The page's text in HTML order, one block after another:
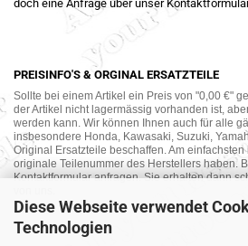
Diese Webseite verwendet
Technologien
doch eine Anfrage über unser
PREISINFO'S & ORGINAL ERSATZTEILE
Sollte bei einem Artikel ein Preis von "0,00 €"
der Artikel nicht lagermässig vorhanden ist,
werden kann. Wir können Ihnen auch für alle
insbesondere Honda, Kawasaki, Suzuki,
Original Ersatzteile beschaffen. Am
originale Teilenummer des Herstellers haben.
Kontaktformular anfragen. Sie erhalten dann